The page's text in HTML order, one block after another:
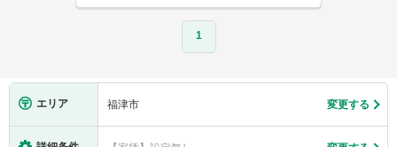
1
エリア 福津市 変更する